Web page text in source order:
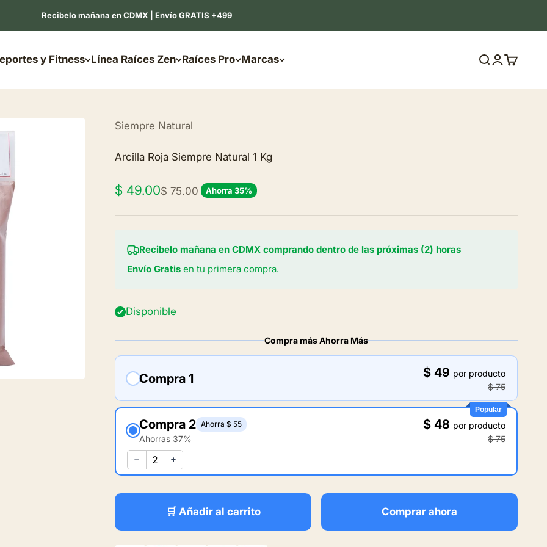
Recibelo mañana en CDMX | Envío GRATIS +499
y Fitness Línea Raíces Zen Raíces Pro Marcas Buscar
Iniciar
Carrito
Siempre Natural
Arcilla Roja Siempre Natural 1 Kg
Precio de oferta
$ 49.00Precio normal
$ 75.00 Ahorra 35%
Recibelo mañana en CDMX comprando dentro de las próximas (2) horas
Envío Gratis en tu primera compra.
Disponible
Compra más Ahorra Más
Compra 1 $ 49 por producto
$ 75
Popular
Compra 2 Ahorra $ 55
Ahorras 37%
$ 48 por producto
$ 75
🛒 Añadir al carrito Comprar ahora